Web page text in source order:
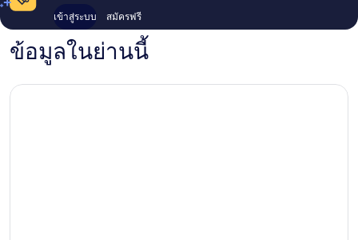
เข้าสู่ระบบ สมัครฟรี
ข้อมูลในย่านนี้